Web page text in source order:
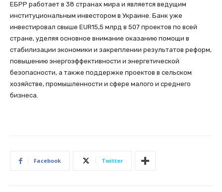
ЕБРР работает в 38 странах мира и является ведущим
институциональным инвестором в Украине. Банк уже
инвестировал свыше EUR15,5 млрд в 507 проектов по всей
стране, уделяя основное внимание оказанию помощи в
стабилизации экономики и закреплении результатов реформ,
повышению энергоэффективности и энергетической
безопасности, а также поддержке проектов в сельском
хозяйстве, промышленности и сфере малого и среднего
бизнеса.
Facebook Twitter